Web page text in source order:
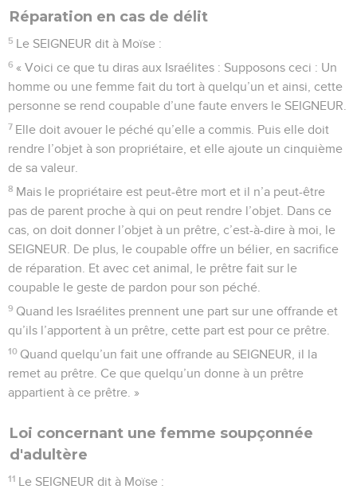
Réparation en cas de délit
5 Le SEIGNEUR dit à Moïse :
6 « Voici ce que tu diras aux Israélites : Supposons ceci : Un
homme ou une femme fait du tort à quelqu’un et ainsi, cette
personne se rend coupable d’une faute envers le SEIGNEUR.
7 Elle doit avouer le péché qu’elle a commis. Puis elle doit
rendre l’objet à son propriétaire, et elle ajoute un cinquième
de sa valeur.
8 Mais le propriétaire est peut-être mort et il n’a peut-être
pas de parent proche à qui on peut rendre l’objet. Dans ce
cas, on doit donner l’objet à un prêtre, c’est-à-dire à moi, le
SEIGNEUR. De plus, le coupable offre un bélier, en sacrifice
de réparation. Et avec cet animal, le prêtre fait sur le
coupable le geste de pardon pour son péché.
9 Quand les Israélites prennent une part sur une offrande et
qu’ils l’apportent à un prêtre, cette part est pour ce prêtre.
10 Quand quelqu’un fait une offrande au SEIGNEUR, il la
remet au prêtre. Ce que quelqu’un donne à un prêtre
appartient à ce prêtre. »
Loi concernant une femme soupçonnée
d'adultère
11 Le SEIGNEUR dit à Moïse :